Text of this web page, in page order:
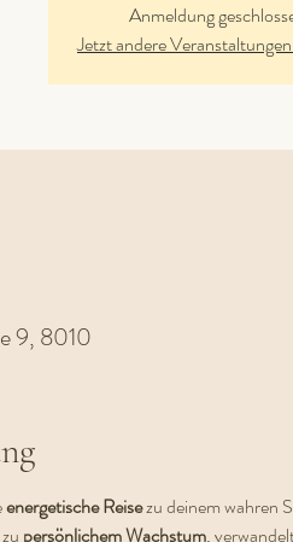
Anmeldung
Jetzt andere
9, 8010
energetische Reise zu deinem wahren
persönlichem Wachstum,